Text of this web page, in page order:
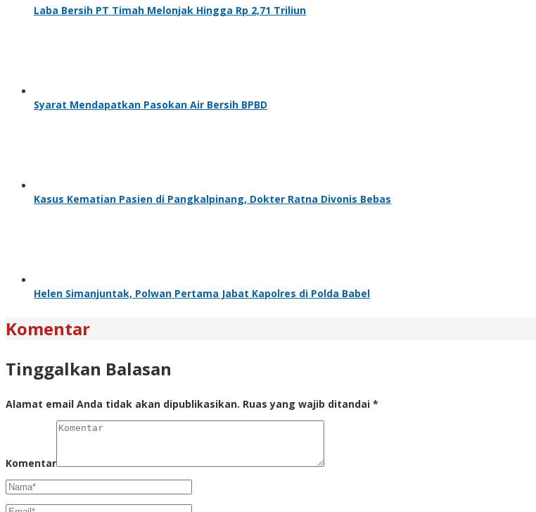
Laba Bersih PT Timah Melonjak Hingga Rp 2,71 Triliun
Syarat Mendapatkan Pasokan Air Bersih BPBD
Kasus Kematian Pasien di Pangkalpinang, Dokter Ratna Divonis Bebas
Helen Simanjuntak, Polwan Pertama Jabat Kapolres di Polda Babel
Komentar
Tinggalkan Balasan
Alamat email Anda tidak akan dipublikasikan. Ruas yang wajib ditandai *
Komentar